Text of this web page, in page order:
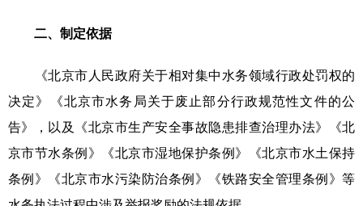
二、制定依据
《北京市人民政府关于相对集中水务领域行政处罚权的
决定》《北京市水务局关于废止部分行政规范性文件的公
告》，以及《北京市生产安全事故隐患排查治理办法》《北
京市节水条例》《北京市湿地保护条例》《北京市水土保持
条例》《北京市水污染防治条例》《铁路安全管理条例》等